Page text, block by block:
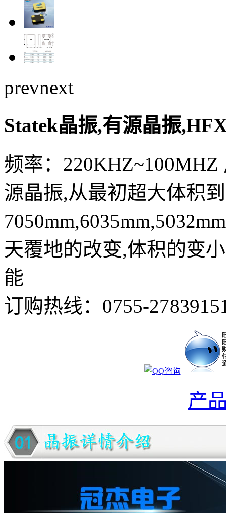
prevnext
Statek晶振,有源晶振
频率：
源晶振,从最初超大体积
天覆地的改变,体积的变
能
订购热线： 0755-
产